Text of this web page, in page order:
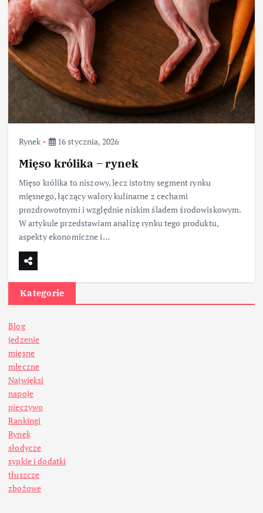
Rynek 16 stycznia, 2026
Mięso królika – rynek
Mięso królika to niszowy, lecz istotny segment rynku
mięsnego, łączący walory kulinarne z cechami
prozdrowotnymi i względnie niskim śladem środowiskowym.
W artykule przedstawiam analizę rynku tego produktu,
aspekty ekonomiczne i…
Kategorie
Blog
jedzenie
mięsne
mleczne
Najwięksi
napoje
pieczywo
Rankingi
Rynek
słodycze
sypkie i dodatki
tłuszcze
zbożowe